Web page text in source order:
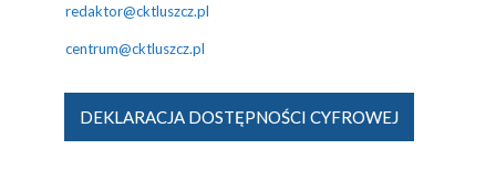
redaktor@cktluszcz.pl
centrum@cktluszcz.pl
DEKLARACJA DOSTĘPNOŚCI CYFROWEJ